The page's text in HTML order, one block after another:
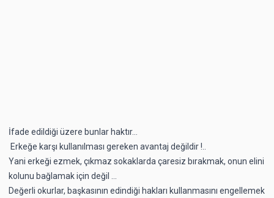
İfade edildiği üzere bunlar haktır…
Erkeğe karşı kullanılması gereken avantaj değildir !..
Yani erkeği ezmek, çıkmaz sokaklarda çaresiz bırakmak, onun elini
kolunu bağlamak için değil ...
Değerli okurlar, başkasının edindiği hakları kullanmasını engellemek